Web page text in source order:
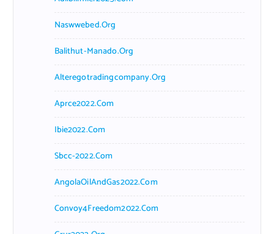
Naswwebed.org
Balithut-Manado.org
Alteregotradingcompany.org
Aprce2022.com
Ibie2022.com
Sbcc-2022.com
AngolaOilAndGas2022.com
Convoy4Freedom2022.com